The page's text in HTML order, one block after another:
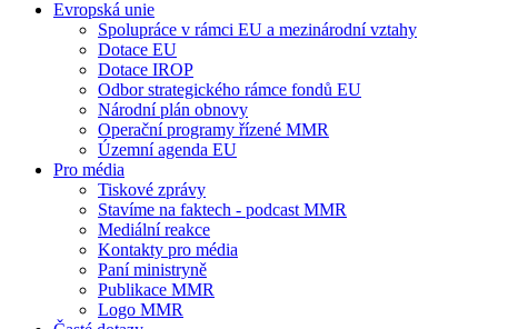
Evropská unie
Spolupráce v rámci EU a mezinárodní vztahy
Dotace EU
Dotace IROP
Odbor strategického rámce fondů EU
Národní plán obnovy
Operační programy řízené MMR
Územní agenda EU
Pro média
Tiskové zprávy
Stavíme na faktech - podcast MMR
Mediální reakce
Kontakty pro média
Paní ministryně
Publikace MMR
Logo MMR